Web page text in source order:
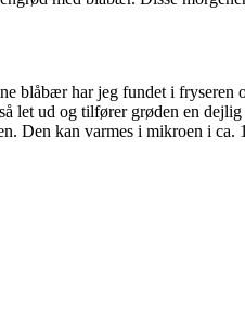
blåbær har jeg fundet i
ud og tilfører grøden en
Den kan varmes i mikroen i ca.